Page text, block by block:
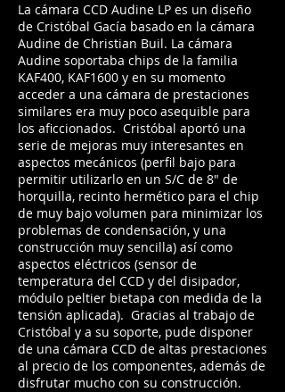
La cámara CCD Audine LP es un diseño
de Cristóbal Gacía basado en la cámara
Audine de Christian Buil. La cámara
Audine soportaba chips de la familia
KAF400, KAF1600 y en su momento
acceder a una cámara de prestaciones
similares era muy poco asequible para
los aficcionados. Cristóbal aportó una
serie de mejoras muy interesantes en
aspectos mecánicos (perfil bajo para
permitir utilizarlo en un S/C de 8" de
horquilla, recinto hermético para el chip
de muy bajo volumen para minimizar los
problemas de condensación, y una
construcción muy sencilla) así como
aspectos eléctricos (sensor de
temperatura del CCD y del disipador,
módulo peltier bietapa con medida de la
tensión aplicada). Gracias al trabajo de
Cristóbal y a su soporte, pude disponer
de una cámara CCD de altas prestaciones
al precio de los componentes, además de
disfrutar mucho con su construcción.